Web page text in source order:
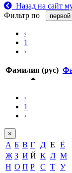
Назад на сайт
Фильтр по
‹
1
›
Фамилия (рус)
‹
1
›
×
А Б В Г Д Е
Ё
Ж З И Й К Л М
Н О П Р С Т У